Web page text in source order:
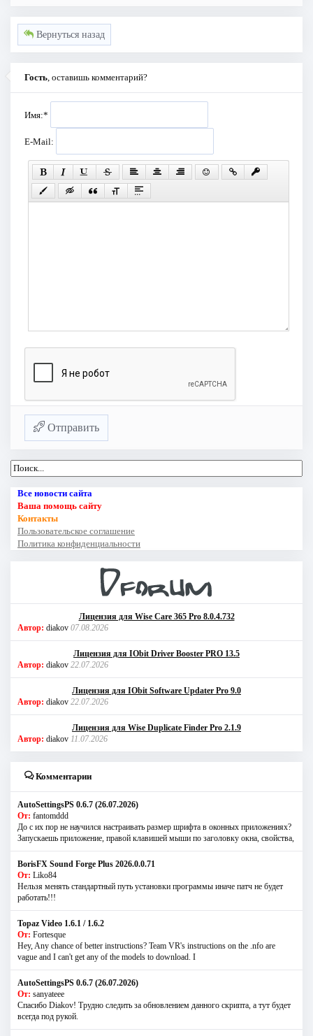
Вернуться назад
Гость , оставишь комментарий?
Имя:*
E-Mail:
Отправить
Все новости сайта
Ваша помощь сайту
Контакты
Пользовательское соглашение
Политика конфиденциальности
Лицензия для Wise Care 365 Pro 8.0.4.732
Автор: diakov 07.08.2026
Лицензия для IObit Driver Booster PRO 13.5
Автор: diakov 22.07.2026
Лицензия для IObit Software Updater Pro 9.0
Автор: diakov 22.07.2026
Лицензия для Wise Duplicate Finder Pro 2.1.9
Автор: diakov 11.07.2026
Комментарии
AutoSettingsPS 0.6.7 (26.07.2026)
От: fantomddd
До с их пор не научился настраивать размер шрифта в оконных приложениях?
Запускаешь приложение, правой клавишей мыши по заголовку окна, свойства,
BorisFX Sound Forge Plus 2026.0.0.71
От: Liko84
Нельзя менять стандартный путь установки программы иначе патч не будет
работать!!!
Topaz Video 1.6.1 / 1.6.2
От: Fortesque
Hey, Any chance of better instructions? Team VR's instructions on the .nfo are
vague and I can't get any of the models to download. I
AutoSettingsPS 0.6.7 (26.07.2026)
От: sanyateee
Спасибо Diakov! Трудно следить за обновлением данного скрипта, а тут будет
всегда под рукой.